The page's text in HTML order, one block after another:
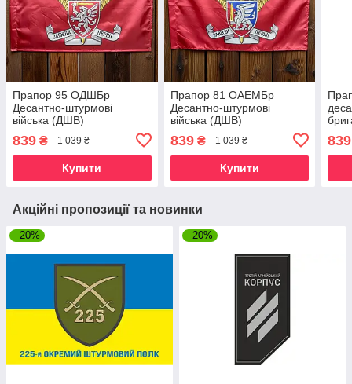
Прапор 95 ОДШБр
Десантно-штурмові
війська (ДШВ)
839 ₴ 1 039 ₴
Купити
Прапор 81 ОАЕМБр
Десантно-штурмові
війська (ДШВ)
839₴ 1 039 ₴
Купити
839
Акційні пропозиції та новинки
–20% –20%